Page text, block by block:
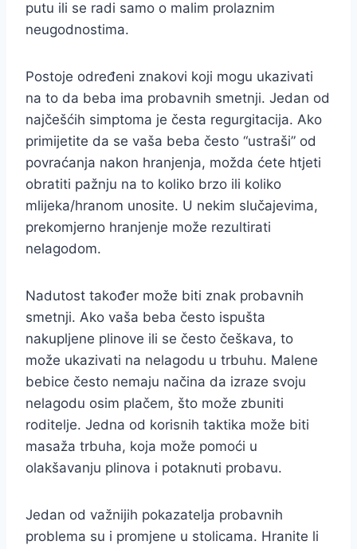
putu ili se radi samo o malim prolaznim
neugodnostima.
Postoje određeni znakovi koji mogu ukazivati
na to da beba ima probavnih smetnji. Jedan od
najčešćih simptoma je česta regurgitacija. Ako
primijetite da se vaša beba često “ustraši” od
povraćanja nakon hranjenja, možda ćete htjeti
obratiti pažnju na to koliko brzo ili koliko
mlijeka/hranom unosite. U nekim slučajevima,
prekomjerno hranjenje može rezultirati
nelagodom.
Nadutost također može biti znak probavnih
smetnji. Ako vaša beba često ispušta
nakupljene plinove ili se često češkava, to
može ukazivati na nelagodu u trbuhu. Malene
bebice često nemaju načina da izraze svoju
nelagodu osim plačem, što može zbuniti
roditelje. Jedna od korisnih taktika može biti
masaža trbuha, koja može pomoći u
olakšavanju plinova i potaknuti probavu.
Jedan od važnijih pokazatelja probavnih
problema su i promjene u stolicama. Hranite li